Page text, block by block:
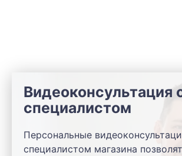
Видеоконсультация
специалистом
Персональные
специалистом магазина